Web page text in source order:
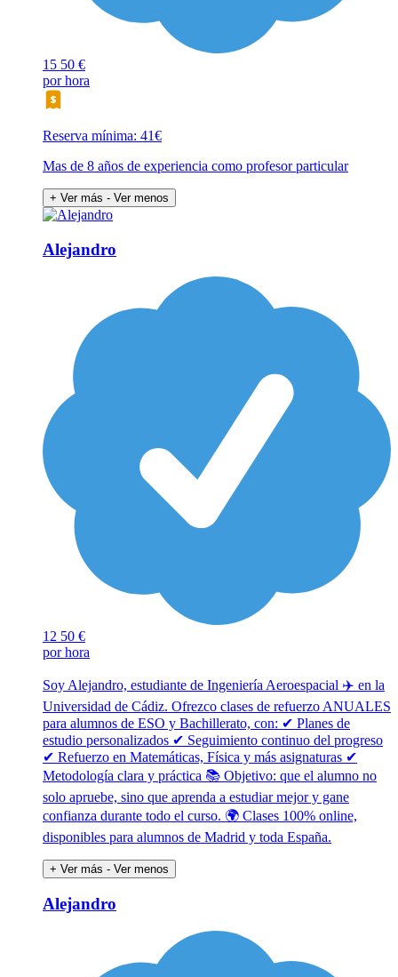
15 50 €
por hora
Reserva mínima: 41€
Mas de 8 años de experiencia como profesor particular
+ Ver más - Ver menos
Alejandro
12 50 €
por hora
Soy Alejandro, estudiante de Ingeniería Aeroespacial ✈️ en la
Universidad de Cádiz. Ofrezco clases de refuerzo ANUALES
para alumnos de ESO y Bachillerato, con: ✔ Planes de
estudio personalizados ✔ Seguimiento continuo del progreso
✔ Refuerzo en Matemáticas, Física y más asignaturas ✔
Metodología clara y práctica 📚 Objetivo: que el alumno no
solo apruebe, sino que aprenda a estudiar mejor y gane
confianza durante todo el curso. 🌍 Clases 100% online,
disponibles para alumnos de Madrid y toda España.
+ Ver más - Ver menos
Alejandro